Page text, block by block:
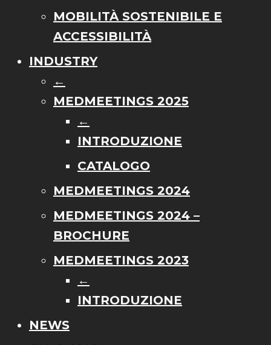
MOBILITÀ SOSTENIBILE E
ACCESSIBILITÀ
INDUSTRY
←
MEDMEETINGS 2025
←
INTRODUZIONE
CATALOGO
MEDMEETINGS 2024
MEDMEETINGS 2024 –
BROCHURE
MEDMEETINGS 2023
←
INTRODUZIONE
NEWS